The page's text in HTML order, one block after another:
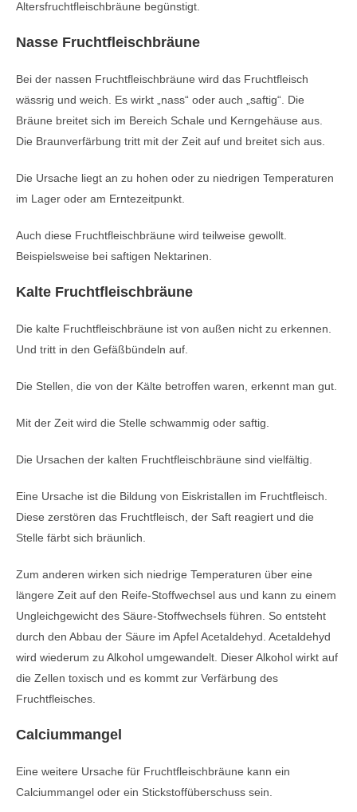
Altersfruchtfleischbräune begünstigt.
Nasse Fruchtfleischbräune
Bei der nassen Fruchtfleischbräune wird das Fruchtfleisch
wässrig und weich. Es wirkt „nass“ oder auch „saftig“. Die
Bräune breitet sich im Bereich Schale und Kerngehäuse aus.
Die Braunverfärbung tritt mit der Zeit auf und breitet sich aus.
Die Ursache liegt an zu hohen oder zu niedrigen Temperaturen
im Lager oder am Erntezeitpunkt.
Auch diese Fruchtfleischbräune wird teilweise gewollt.
Beispielsweise bei saftigen Nektarinen.
Kalte Fruchtfleischbräune
Die kalte Fruchtfleischbräune ist von außen nicht zu erkennen.
Und tritt in den Gefäßbündeln auf.
Die Stellen, die von der Kälte betroffen waren, erkennt man gut.
Mit der Zeit wird die Stelle schwammig oder saftig.
Die Ursachen der kalten Fruchtfleischbräune sind vielfältig.
Eine Ursache ist die Bildung von Eiskristallen im Fruchtfleisch.
Diese zerstören das Fruchtfleisch, der Saft reagiert und die
Stelle färbt sich bräunlich.
Zum anderen wirken sich niedrige Temperaturen über eine
längere Zeit auf den Reife-Stoffwechsel aus und kann zu einem
Ungleichgewicht des Säure-Stoffwechsels führen. So entsteht
durch den Abbau der Säure im Apfel Acetaldehyd. Acetaldehyd
wird wiederum zu Alkohol umgewandelt. Dieser Alkohol wirkt auf
die Zellen toxisch und es kommt zur Verfärbung des
Fruchtfleisches.
Calciummangel
Eine weitere Ursache für Fruchtfleischbräune kann ein
Calciummangel oder ein Stickstoffüberschuss sein.